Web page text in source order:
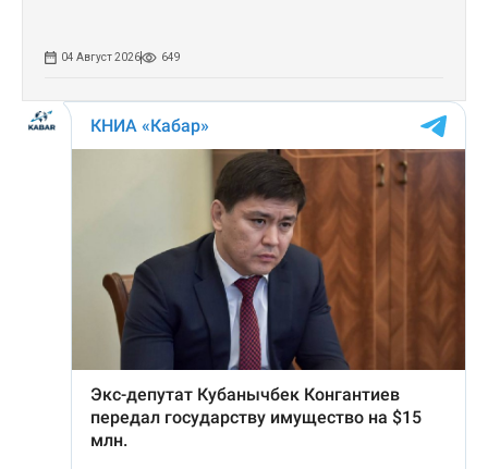
04 Август 2026 649